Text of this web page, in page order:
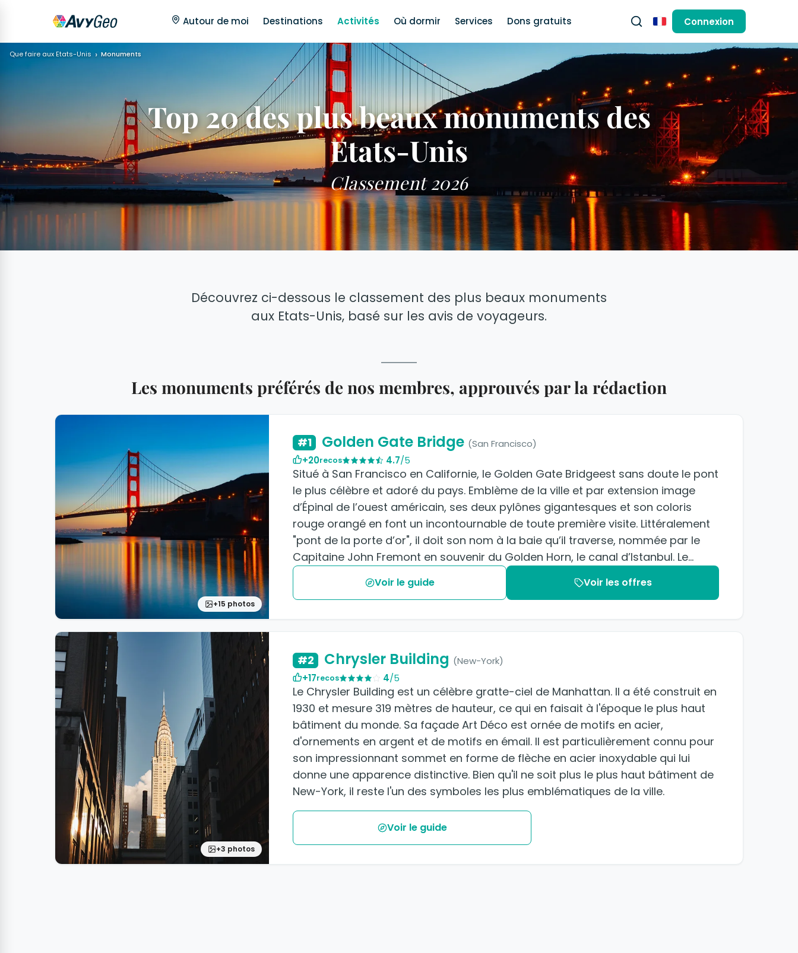
Autour de moi Destinations Activités Où dormir Services Dons gratuits FrançaisConnexion
Que faire aux Etats-Unis Monuments
Top 20 des plus beaux monuments des
Etats-Unis
Classement 2026
Découvrez ci-dessous le classement des plus beaux monuments
aux Etats-Unis, basé sur les avis de voyageurs.
Les monuments préférés de nos membres, approuvés par la rédaction
+15 photos
#1 Golden Gate Bridge (San Francisco)
+20recos 4.7/5
Situé à San Francisco en Californie, le Golden Gate Bridgeest sans doute le pont
le plus célèbre et adoré du pays. Emblème de la ville et par extension image
d’Épinal de l’ouest américain, ses deux pylônes gigantesques et son coloris
rouge orangé en font un incontournable de toute première visite. Littéralement
"pont de la porte d’or", il doit son nom à la baie qu’il traverse, nommée par le
Capitaine John Fremont en souvenir du Golden Horn, le canal d’Istanbul. Le...
Voir le guide Voir les offres
+3 photos
#2 Chrysler Building (New-York)
+17recos 4/5
Le Chrysler Building est un célèbre gratte-ciel de Manhattan. Il a été construit en
1930 et mesure 319 mètres de hauteur, ce qui en faisait à l'époque le plus haut
bâtiment du monde. Sa façade Art Déco est ornée de motifs en acier,
d'ornements en argent et de motifs en émail. Il est particulièrement connu pour
son impressionnant sommet en forme de flèche en acier inoxydable qui lui
donne une apparence distinctive. Bien qu'il ne soit plus le plus haut bâtiment de
New-York, il reste l'un des symboles les plus emblématiques de la ville.
Voir le guide